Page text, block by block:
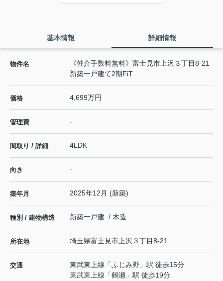
基本情報 詳細情報
物件名
《仲介手数料無料》富士見市上沢３丁目8-21
新築一戸建て2期FiT
価格 4,699万円
管理費 -
間取り / 詳細 4LDK
向き -
築年月 2025年12月 (新築)
種別 / 建物構造 新築一戸建 / 木造
所在地 埼玉県富士見市 上沢 ３丁目8-21
交通 東武東上線 「ふじみ野 」駅 徒歩15分
東武東上線 「鶴瀬 」駅 徒歩19分